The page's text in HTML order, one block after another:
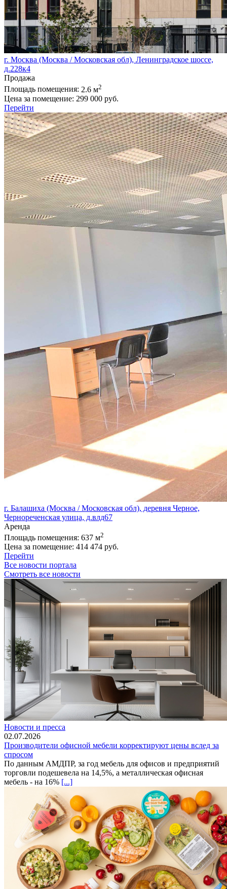
г. Москва (Москва / Московская обл), Ленинградское шоссе,
д.228к4
Продажа
Площадь помещения: 2.6 м2
Цена за помещение: 299 000 руб.
Перейти
г. Балашиха (Москва / Московская обл), деревня Черное,
Чернореченская улица, д.влд67
Аренда
Площадь помещения: 637 м2
Цена за помещение: 414 474 руб.
Перейти
Все новости портала
Смотреть все новости
Новости и пресса
02.07.2026
Производители офисной мебели корректируют цены вслед за
спросом
По данным АМДПР, за год мебель для офисов и предприятий
торговли подешевела на 14,5%, а металлическая офисная
мебель - на 16% [...]